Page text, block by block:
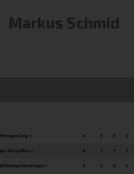
Markus Schmid